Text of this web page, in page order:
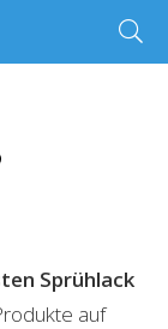
Sprühlack
auf